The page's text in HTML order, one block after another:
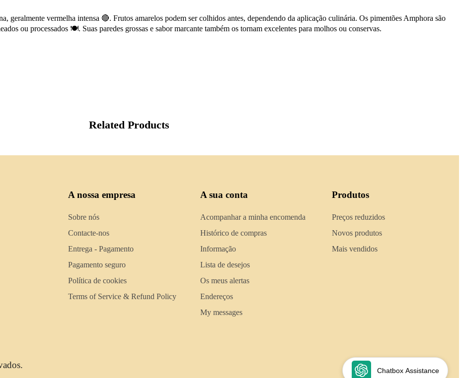
geralmente vermelha intensa 🔴. Frutos amarelos podem ser colhidos antes, dependendo da aplicação culinária. Os pimentões Amphora são
ou processados 🍽️. Suas paredes grossas e sabor marcante também os tornam excelentes para molhos ou conservas.
Related Products
Chatbox Assistance
A nossa empresa
Sobre nós
Contacte-nos
Entrega - Pagamento
Pagamento seguro
Política de cookies
Terms of Service & Refund Policy
A sua conta
Acompanhar a minha encomenda
Histórico de compras
Informação
Lista de desejos
Os meus alertas
Endereços
My messages
Produtos
Preços reduzidos
Novos produtos
Mais vendidos